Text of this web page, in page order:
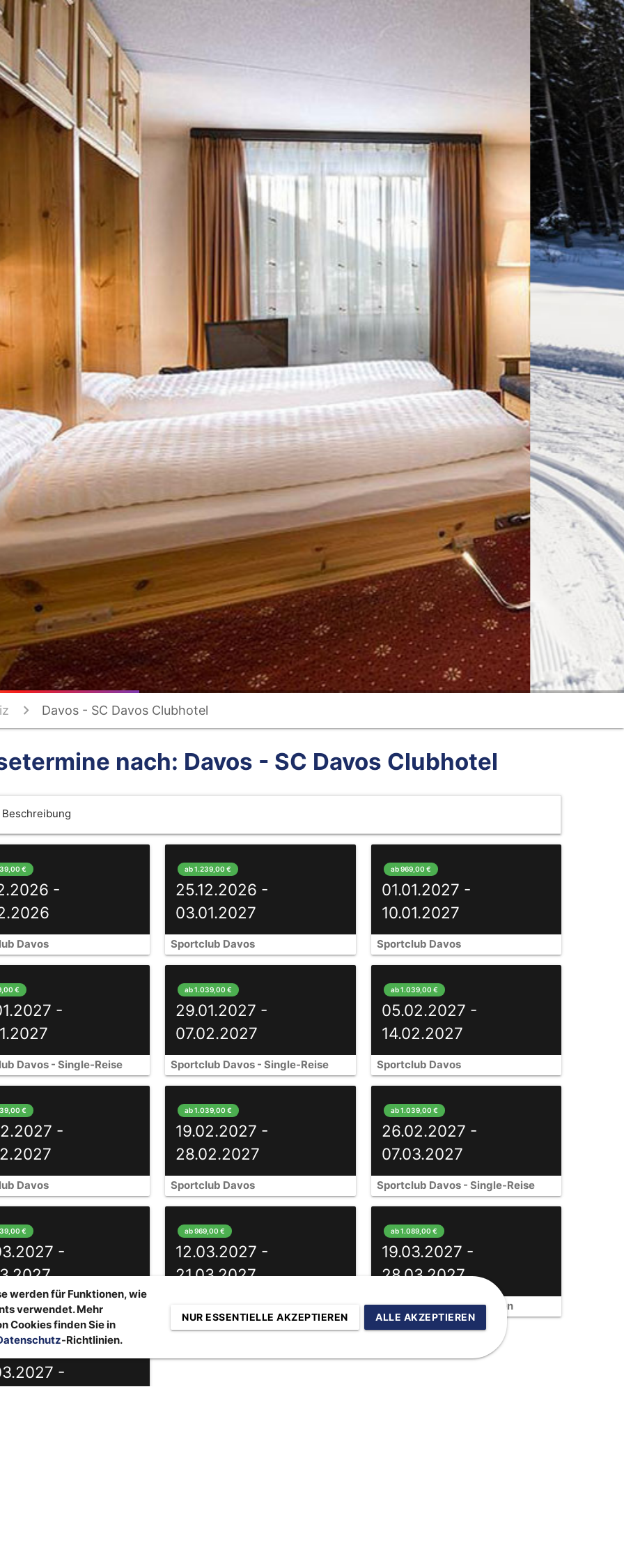
Davos - SC Davos Clubhotel
nach: Davos - SC Davos Clubhotel
Beschreibung
€
-
Davos
ab 1.239,00 €
25.12.2026 -
03.01.2027
Sportclub Davos
ab 969,00 €
01.01.2027 -
10.01.2027
Sportclub Davos
€
-
Davos - Single-Reise
ab 1.039,00 €
29.01.2027 -
07.02.2027
Sportclub Davos - Single-Reise
ab 1.039,00 €
05.02.2027 -
14.02.2027
Sportclub Davos
€
-
Davos
ab 1.039,00 €
19.02.2027 -
28.02.2027
Sportclub Davos
ab 1.039,00 €
26.02.2027 -
07.03.2027
Sportclub Davos - Single-Reise
€
-
Davos - Single-Reise
ab 969,00 €
12.03.2027 -
21.03.2027
Sportclub Davos
ab 1.089,00 €
19.03.2027 -
28.03.2027
Sportclub Davos - Familien
-
werden für Funktionen, wie
verwendet. Mehr
Cookies finden Sie in
-Richtlinien.
NUR ESSENTIELLE AKZEPTIEREN ALLE AKZEPTIEREN